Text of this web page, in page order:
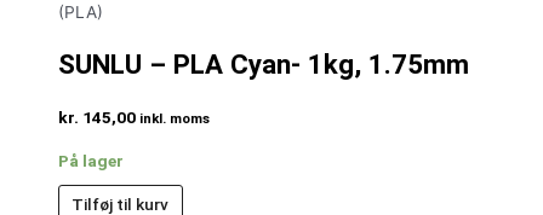
(PLA)
SUNLU – PLA Cyan- 1kg, 1.75mm
kr. 145,00 inkl. moms
På lager
Tilføj til kurv